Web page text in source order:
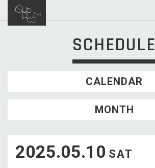
SCHEDULE
CALENDAR
WED
2
3 4 5
MONTH
2025.05.10 SAT